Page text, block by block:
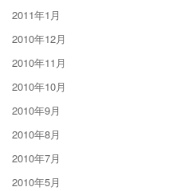
2011年1月
2010年12月
2010年11月
2010年10月
2010年9月
2010年8月
2010年7月
2010年5月